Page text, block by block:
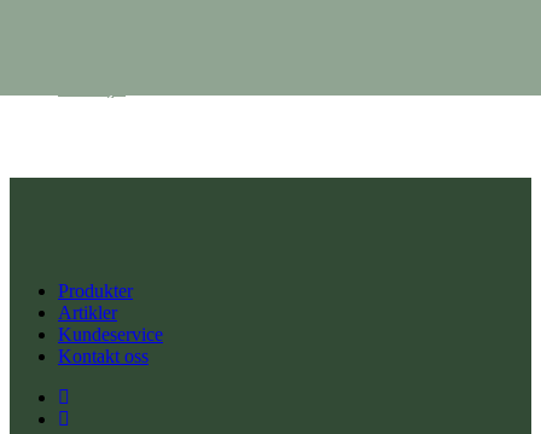
Produkter
Artikler
Kundeservice
Kontakt oss